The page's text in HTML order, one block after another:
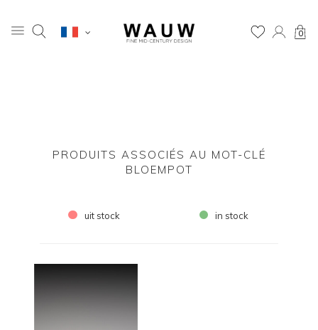
0
PRODUITS ASSOCIÉS AU MOT-CLÉ
BLOEMPOT
uit stock in stock